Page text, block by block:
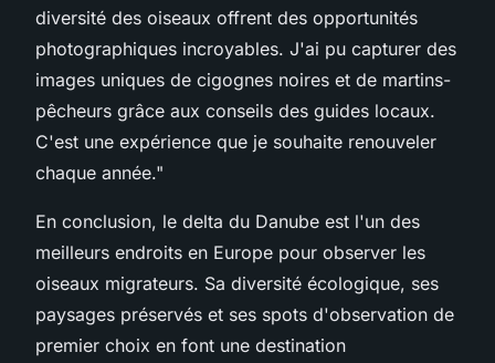
diversité des oiseaux offrent des opportunités
photographiques incroyables. J'ai pu capturer des
images uniques de cigognes noires et de martins-
pêcheurs grâce aux conseils des guides locaux.
C'est une expérience que je souhaite renouveler
chaque année."
En conclusion, le delta du Danube est l'un des
meilleurs endroits en Europe pour observer les
oiseaux migrateurs. Sa diversité écologique, ses
paysages préservés et ses spots d'observation de
premier choix en font une destination